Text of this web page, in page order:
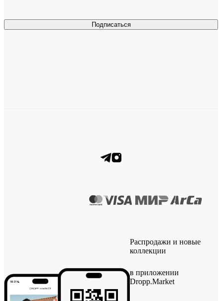
Подписаться
Распродажи и новые
коллекции
в приложении
Dropp.Market